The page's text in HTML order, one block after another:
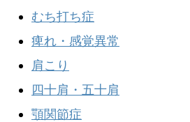
むち打ち症
痺れ・感覚異常
肩こり
四十肩・五十肩
顎関節症